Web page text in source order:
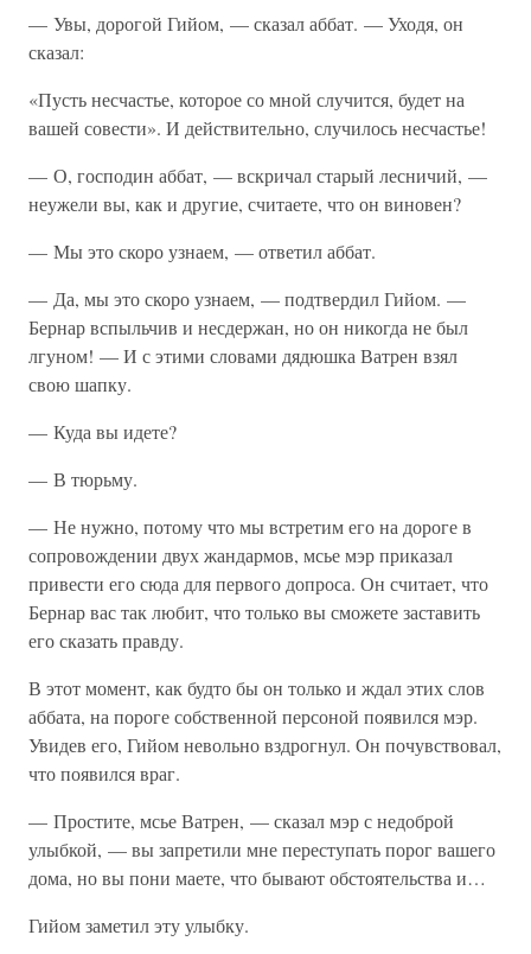
— Увы, дорогой Гийом, — сказал аббат. — Уходя, он
сказал:
«Пусть несчастье, которое со мной случится, будет на
вашей совести». И действительно, случилось несчастье!
— О, господин аббат, — вскричал старый лесничий, —
неужели вы, как и другие, считаете, что он виновен?
— Мы это скоро узнаем, — ответил аббат.
— Да, мы это скоро узнаем, — подтвердил Гийом. —
Бернар вспыльчив и несдержан, но он никогда не был
лгуном! — И с этими словами дядюшка Ватрен взял
свою шапку.
— Куда вы идете?
— В тюрьму.
— Не нужно, потому что мы встретим его на дороге в
сопровождении двух жандармов, мсье мэр приказал
привести его сюда для первого допроса. Он считает, что
Бернар вас так любит, что только вы сможете заставить
его сказать правду.
В этот момент, как будто бы он только и ждал этих слов
аббата, на пороге собственной персоной появился мэр.
Увидев его, Гийом невольно вздрогнул. Он почувствовал,
что появился враг.
— Простите, мсье Ватрен, — сказал мэр с недоброй
улыбкой, — вы запретили мне переступать порог вашего
дома, но вы пони маете, что бывают обстоятельства и…
Гийом заметил эту улыбку.